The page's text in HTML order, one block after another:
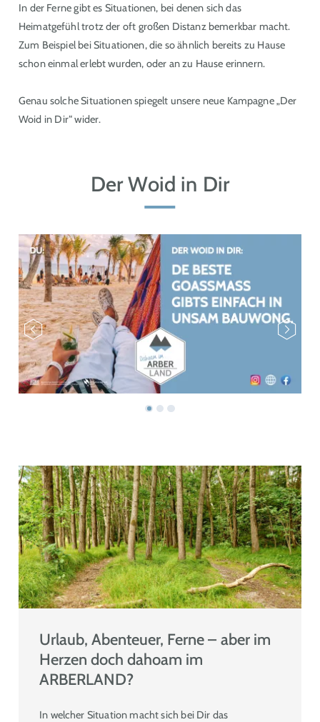
In der Ferne gibt es Situationen, bei denen sich das
Heimatgefühl trotz der oft großen Distanz bemerkbar macht.
Zum Beispiel bei Situationen, die so ähnlich bereits zu Hause
schon einmal erlebt wurden, oder an zu Hause erinnern.
Genau solche Situationen spiegelt unsere neue Kampagne „Der
Woid in Dir“ wider.
Der Woid in Dir
Urlaub, Abenteuer, Ferne – aber im
Herzen doch dahoam im
ARBERLAND?
In welcher Situation macht sich bei Dir das